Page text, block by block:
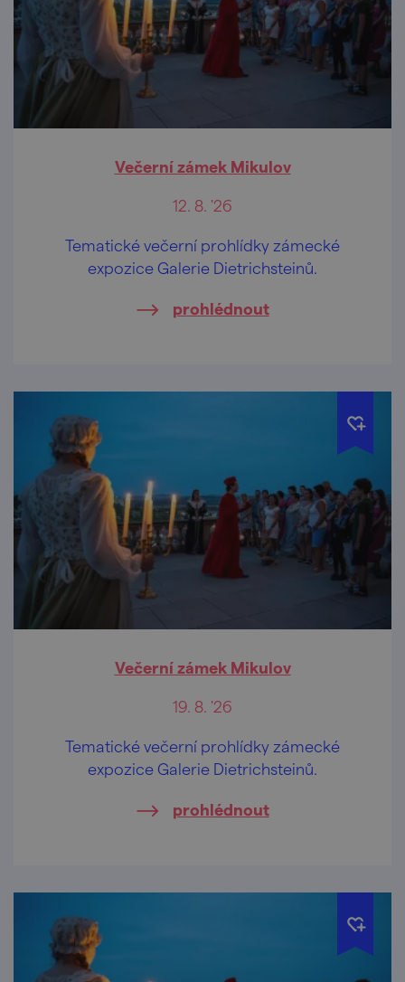
Večerní zámek Mikulov
12. 8. '26
Tematické večerní prohlídky zámecké
expozice Galerie Dietrichsteinů.
prohlédnout
Večerní zámek Mikulov
19. 8. '26
Tematické večerní prohlídky zámecké
expozice Galerie Dietrichsteinů.
prohlédnout